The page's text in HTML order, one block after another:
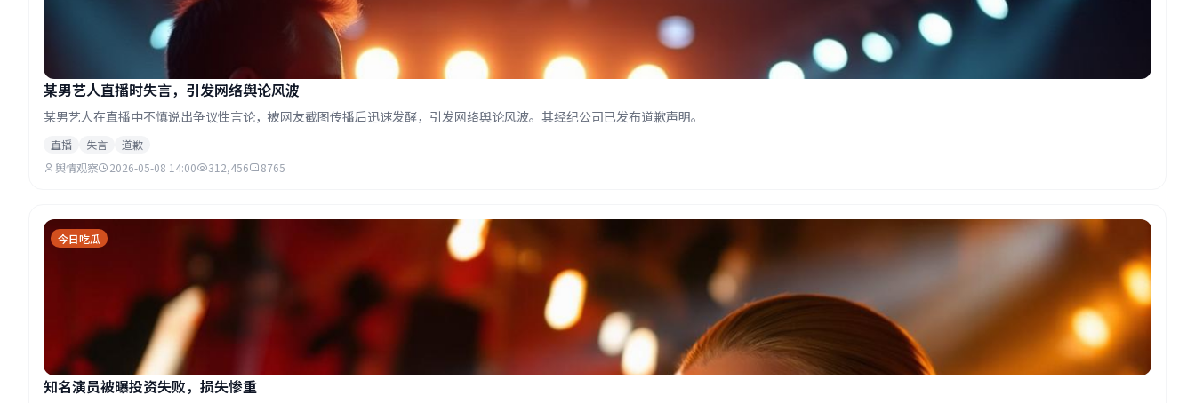
某男艺人直播时失言，引发网络舆论风波
某男艺人在直播中不慎说出争议性言论，被网友截图传播后迅速发酵，引发网络舆论风波。其经纪公司已发布道歉声明。
直播 失言
道歉
舆情观察
2026-05-08 14:00 312,456 8765
今日吃瓜
知名演员被曝投资失败，损失惨重